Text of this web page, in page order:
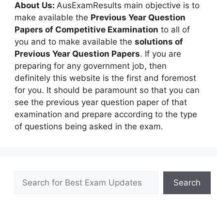
About Us: AusExamResults main objective is to
make available the Previous Year Question
Papers of Competitive Examination to all of
you and to make available the solutions of
Previous Year Question Papers. If you are
preparing for any government job, then
definitely this website is the first and foremost
for you. It should be paramount so that you can
see the previous year question paper of that
examination and prepare according to the type
of questions being asked in the exam.
Search
Search